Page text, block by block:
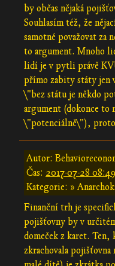
by občas nějaká
Souhlasím též, že
samotné považovat za
to argument. Mnoho
lidí je v pytli právě
přímo zabity státy jen
\"bez státu je někdo
argument (dokonce to
\"potenciálně\"),
Autor:
Čas: 2017-07-28
Kategorie: »
Finanční trh je
pojišťovny by v
domeček z karet. Ten,
zkrachovala